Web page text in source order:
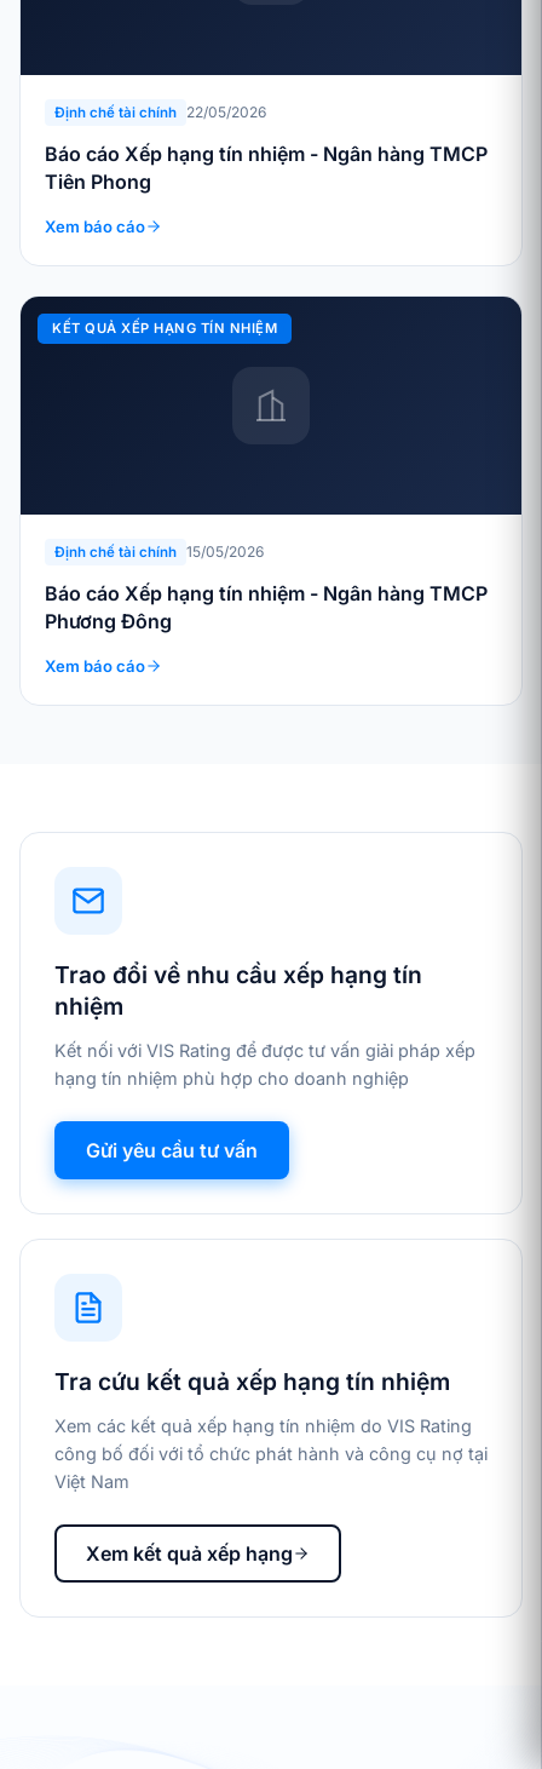
Định chế tài chính 22/05/2026
Báo cáo Xếp hạng tín nhiệm - Ngân hàng TMCP
Tiên Phong
Xem báo cáo
KẾT QUẢ XẾP HẠNG TÍN NHIỆM
Định chế tài chính 15/05/2026
Báo cáo Xếp hạng tín nhiệm - Ngân hàng TMCP
Phương Đông
Xem báo cáo
Trao đổi về nhu cầu xếp hạng tín
nhiệm
Kết nối với VIS Rating để được tư vấn giải pháp xếp
hạng tín nhiệm phù hợp cho doanh nghiệp
Gửi yêu cầu tư vấn
Tra cứu kết quả xếp hạng tín nhiệm
Xem các kết quả xếp hạng tín nhiệm do VIS Rating
công bố đối với tổ chức phát hành và công cụ nợ tại
Việt Nam
Xem kết quả xếp hạng